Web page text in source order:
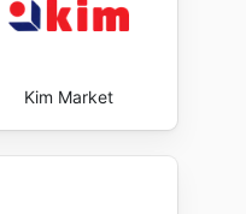
Kim Market